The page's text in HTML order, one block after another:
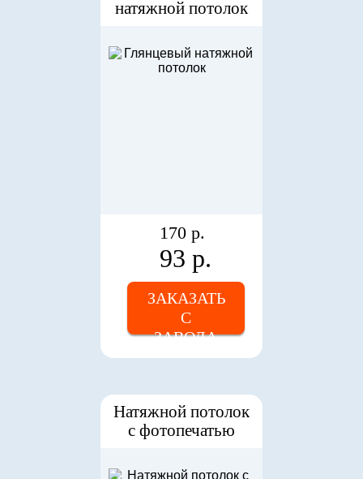
натяжной потолок
170 р.
93 р.
ЗАКАЗАТЬ
С
ЗАВОДА
Натяжной потолок
с фотопечатью